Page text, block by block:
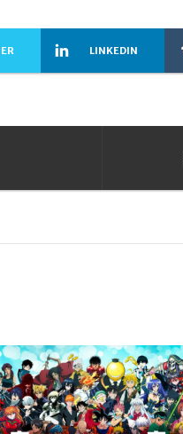
LINKEDIN